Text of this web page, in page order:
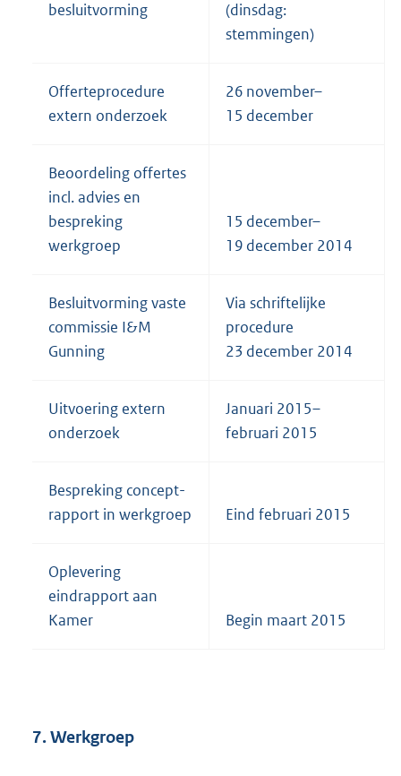
besluitvorming
(dinsdag:
stemmingen)
Offerteprocedure
extern onderzoek
26 november–
15 december
Beoordeling offertes
incl. advies en
bespreking
werkgroep
15 december–
19 december 2014
Besluitvorming vaste
commissie I&M
Gunning
Via schriftelijke
procedure
23 december 2014
Uitvoering extern
onderzoek
Januari 2015–
februari 2015
Bespreking concept-
rapport in werkgroep
Eind februari 2015
Oplevering
eindrapport aan
Kamer
Begin maart 2015
7. Werkgroep